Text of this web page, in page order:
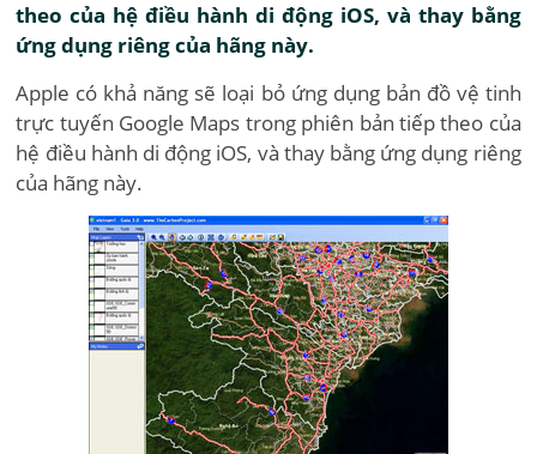
theo của hệ điều hành di động iOS, và thay bằng
ứng dụng riêng của hãng này.
Apple có khả năng sẽ loại bỏ ứng dụng bản đồ vệ tinh
trực tuyến Google Maps trong phiên bản tiếp theo của
hệ điều hành di động iOS, và thay bằng ứng dụng riêng
của hãng này.